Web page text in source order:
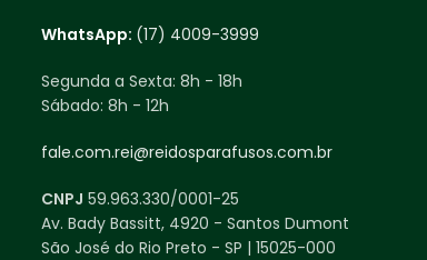
WhatsApp: (17) 4009-3999
Segunda a Sexta: 8h - 18h
Sábado: 8h - 12h
fale.com.rei@reidosparafusos.com.br
CNPJ 59.963.330/0001-25
Av. Bady Bassitt, 4920 - Santos Dumont
São José do Rio Preto - SP | 15025-000